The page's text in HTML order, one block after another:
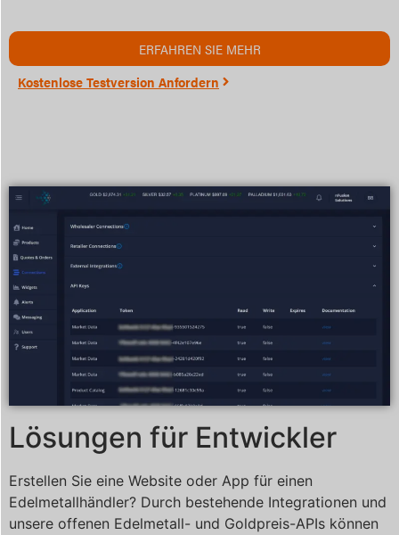
ERFAHREN SIE MEHR
Kostenlose Testversion Anfordern
Lösungen für Entwickler
Erstellen Sie eine Website oder App für einen
Edelmetallhändler? Durch bestehende Integrationen und
unsere offenen Edelmetall- und Goldpreis-APIs können